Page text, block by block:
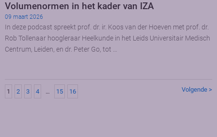
Volumenormen in het kader van IZA
09 maart 2026
In deze podcast spreekt prof. dr. ir. Koos van der Hoeven met prof. dr.
Rob Tollenaar hoogleraar Heelkunde in het Leids Universitair Medisch
Centrum, Leiden, en dr. Peter Go, tot …
1 2 3 4 … 15 16 Volgende >